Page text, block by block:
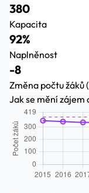
380
Kapacita
92%
Naplněnost
-8
Změna počtu žáků
Jak se mění zájem